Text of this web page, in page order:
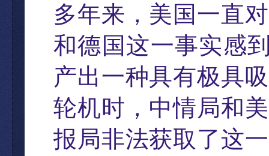
多年来 ， 美国一直
和德国这一事实感
产出一种具有极具
轮机时 ， 中情局和
报局非法获取了这